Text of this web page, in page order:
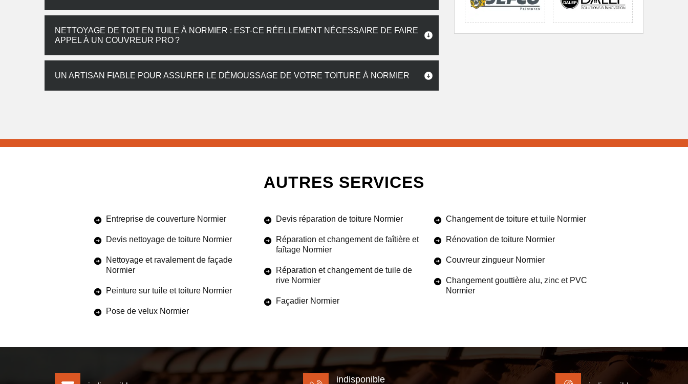
NETTOYAGE DE TOIT EN TUILE À NORMIER : EST-CE RÉELLEMENT NÉCESSAIRE DE FAIRE
APPEL À UN COUVREUR PRO ?
UN ARTISAN FIABLE POUR ASSURER LE DÉMOUSSAGE DE VOTRE TOITURE À NORMIER
AUTRES SERVICES
Entreprise de couverture Normier
Devis nettoyage de toiture Normier
Nettoyage et ravalement de façade
Normier
Peinture sur tuile et toiture Normier
Pose de velux Normier
Devis réparation de toiture Normier
Réparation et changement de faîtière et
faîtage Normier
Réparation et changement de tuile de
rive Normier
Façadier Normier
Changement de toiture et tuile Normier
Rénovation de toiture Normier
Couvreur zingueur Normier
Changement gouttière alu, zinc et PVC
Normier
indisponible